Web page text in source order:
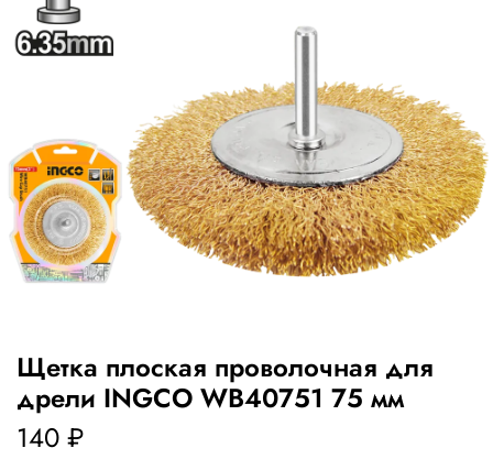
Щетка плоская проволочная для
дрели INGCO WB40751 75 мм
140 ₽